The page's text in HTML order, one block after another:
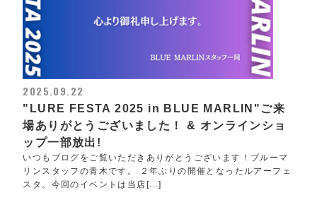
2025.09.22
"LURE FESTA 2025 in BLUE MARLIN"ご来
場ありがとうございました！ & オンラインショ
ップ一部放出!
いつもブログをご覧いただきありがとうございます！ブルーマ
リンスタッフの青木です。 ２年ぶりの開催となったルアーフェ
スタ。今回のイベントは当店[...]